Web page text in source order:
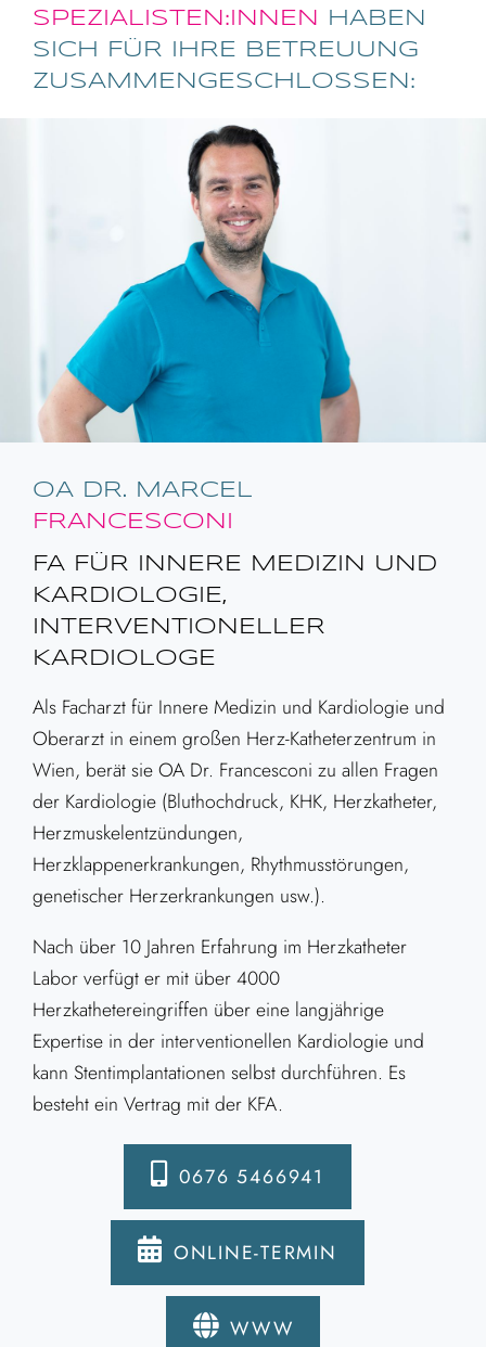
SPEZIALISTEN:INNEN HABEN
SICH FÜR IHRE BETREUUNG
ZUSAMMEN­GESCHLOSSEN:
OA DR. MARCEL
FRANCESCONI
FA FÜR INNERE MEDIZIN UND
KARDIOLOGIE,
INTERVENTIONELLER
KARDIOLOGE
Als Facharzt für Innere Medizin und Kardiologie und
Oberarzt in einem großen Herz-Katheterzentrum in
Wien, berät sie OA Dr. Francesconi zu allen Fragen
der Kardiologie (Bluthochdruck, KHK, Herzkatheter,
Herzmuskelentzündungen,
Herzklappenerkrankungen, Rhythmusstörungen,
genetischer Herzerkrankungen usw.).
Nach über 10 Jahren Erfahrung im Herzkatheter
Labor verfügt er mit über 4000
Herzkathetereingriffen über eine langjährige
Expertise in der interventionellen Kardiologie und
kann Stentimplantationen selbst durchführen. Es
besteht ein Vertrag mit der KFA.
0676 5466941
ONLINE-TERMIN
WWW